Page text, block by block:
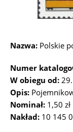
Nazwa: Polskie
Numer
W obiegu od:
Opis:
Nominał: 1,50 zł
Nakład: 10 145